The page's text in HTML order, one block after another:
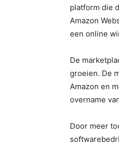
platform die
Amazon
een online
De
groeien. De
Amazon en
overname
Door meer